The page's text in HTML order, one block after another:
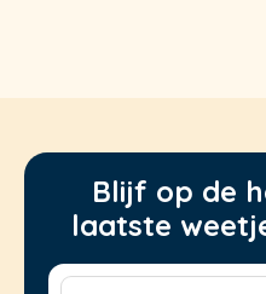
Blijf op de
laatste
Voornaam